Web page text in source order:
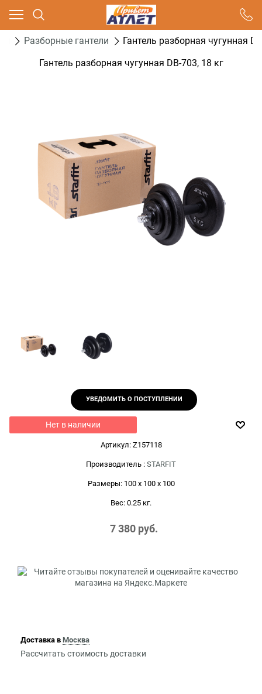
Разборные гантели
Гантель разборная чугунная
Гантель разборная чугунная DB-703, 18 кг
УВЕДОМИТЬ О ПОСТУПЛЕНИИ
Нет в наличии
Артикул: Z157118
Производитель : STARFIT
Размеры: 100 x 100 x 100
Вес: 0.25 кг.
7 380 руб.
Доставка в Москва
Рассчитать стоимость доставки
Ваш город - Москва,
угадали?
ДА НЕТ